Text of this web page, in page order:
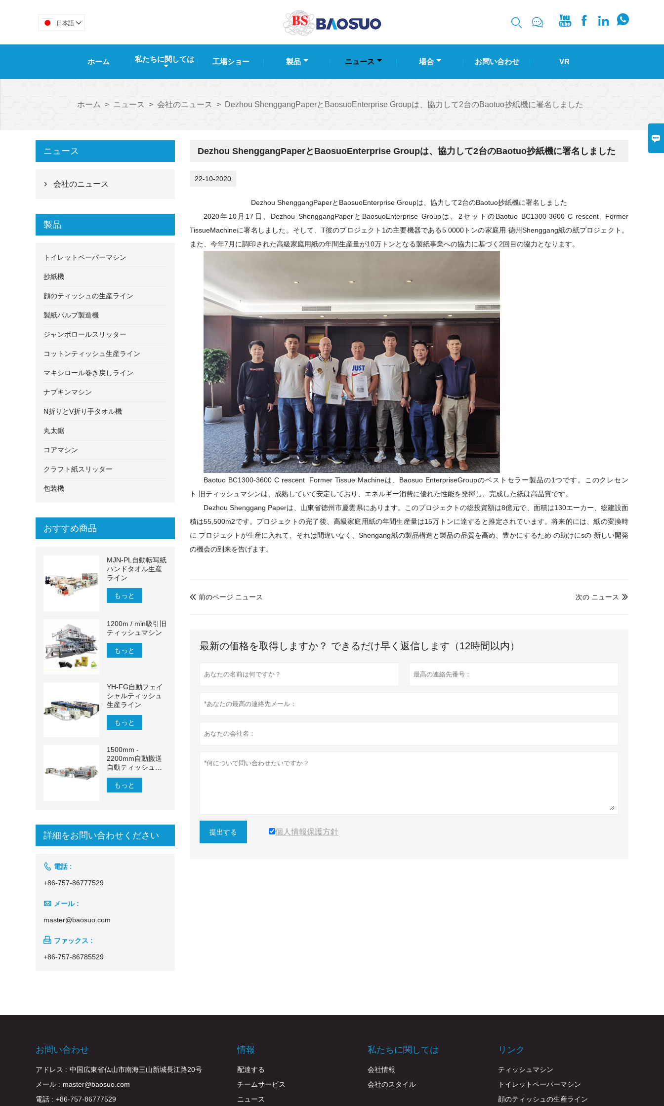

日本語       
ホーム 私たちに関しては 工場ショー 製品 ニュース 場合 お問い合わせ VR
ホーム > ニュース > 会社のニュース > Dezhou ShenggangPaperとBaosuoEnterprise Groupは、協力して2台のBaotuo抄紙機に署名しました
Dezhou ShenggangPaperとBaosuoEnterprise Groupは、協力して2台のBaotuo抄紙機に署名しました
22-10-2020
Dezhou ShenggangPaperとBaosuoEnterprise Groupは、協力して2台のBaotuo抄紙機に署名しました
2020年10月17日、 Dezhou ShenggangPaperとBaosuoEnterprise Groupは、2セットのBaotuo BC1300-3600C rescent
Former
TissueMachineに署名し ました。 そして、T彼のプロジェクト1の主要機器である5 0000トンの家庭用 徳州Shenggang紙の紙プロジェクト 。
また、今年7月に調印された高級家庭用紙の年間生産量が10万トンとなる製紙事業への協力に基づく2回目の協力となります。
Baotuo BC1300-3600 C rescent Former Tissue Machineは、Baosuo EnterpriseGroupのベストセラー製品の1つです。このクレセン
ト
旧ティッシュマシンは、成熟していて安定しており、エネルギー消費に優れた性能を発揮し、完成した紙は高品質です。
Dezhou Shenggang Paperは、山東省徳州市慶雲県にあります。
このプロジェクトの総投資額は8億元で、面積は130エーカー、総建設面
積は55,500m2です。 プロジェクトの完了後、高級家庭用紙の年間生産量は15万トンに達すると推定されています。将来的には、紙の変換時
に プロジェクトが生産に入れて、それは間違いなく、Shengang紙の製品構造と製品の品質を高め、豊かにするため の助けにsの 新しい開発
の機会の到来を告げます。
 前のページ ニュース 
次の ニュース
最新の価格を取得しますか？ できるだけ早く返信します（12時間以内）
提出する 個人情報保護方針
ニュース
 会社のニュース
製品
トイレットペーパーマシン
抄紙機
顔のティッシュの生産ライン
製紙パルプ製造機
ジャンボロールスリッター
コットンティッシュ生産ライン
マキシロール巻き戻しライン
ナプキンマシン
N折りとV折り手タオル機
丸太鋸
コアマシン
クラフト紙スリッター
包装機
おすすめ商品
MJN-PL自動転写紙
ハンドタオル生産
ライン
もっと
1200m / min吸引旧
ティッシュマシン
もっと
YH-FG自動フェイ
シャルティッシュ
生産ライン
もっと
1500mm -
2200mm自動搬送
自動ティッシュペ
ーパー生産ライン
もっと
詳細をお問い合わせください
 電話 :
+86-757-86777529
 メール :
master@baosuo.com
 ファックス :
+86-757-86785529
お問い合わせ
アドレス : 中国広東省仏山市南海三山新城長江路20号
メール : master@baosuo.com
電話 : +86-757-86777529
情報
配達する
チームサービス
ニュース
私たちに関しては
会社情報
会社のスタイル
リンク
ティッシュマシン
トイレットペーパーマシン
顔のティッシュの生産ライン